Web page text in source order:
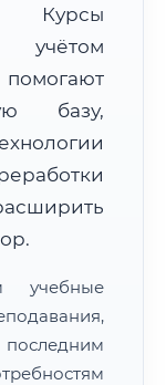
и просмотра
Курсы
учётом
помогают
базу,
учебные